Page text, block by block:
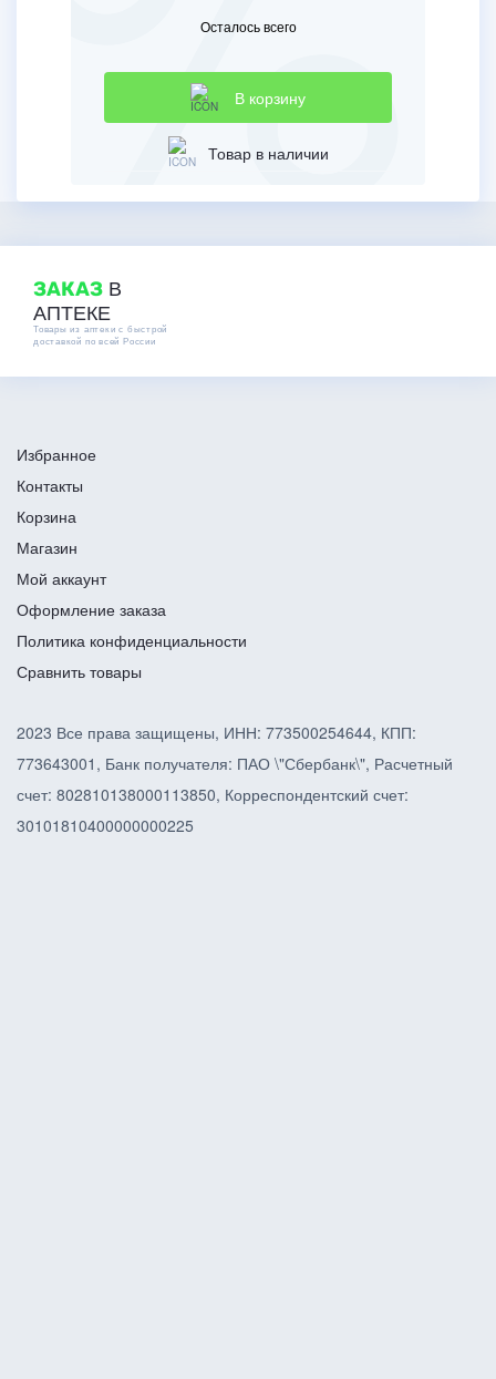
Осталось всего
В корзину
Товар в наличии
ЗАКАЗ В
АПТЕКЕ
Товары из аптеки с быстрой
доставкой по всей России
Избранное
Контакты
Корзина
Магазин
Мой аккаунт
Оформление заказа
Политика конфиденциальности
Сравнить товары
2023 Все права защищены, ИНН: 773500254644, КПП:
773643001, Банк получателя: ПАО \"Сбербанк\", Расчетный
счет: 802810138000113850, Корреспондентский счет:
30101810400000000225